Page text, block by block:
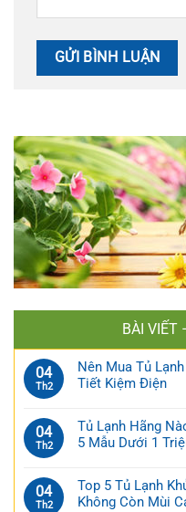
BÀI VIẾT
04
Th2
Nên Mua Tủ
Tiết Kiệm Điện
04
Th2
Tủ Lạnh Hãng
5 Mẫu Dưới 1
04
Th2
Top 5 Tủ Lạnh
Không Còn Mùi